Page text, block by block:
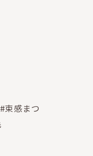
束感まつ